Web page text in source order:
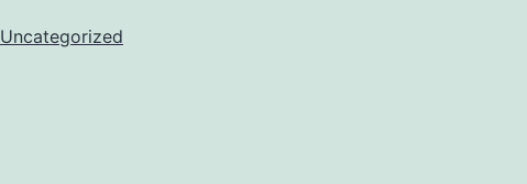
Uncategorized